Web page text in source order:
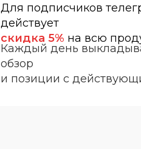
Для подписчиков
действует
скидка 5% на всю
Каждый день
обзор
и позиции с